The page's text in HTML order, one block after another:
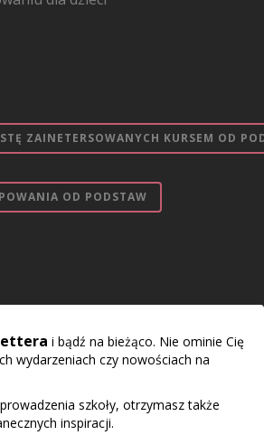
ZAINETERSOWANYCH KURSEM OD
OD PODSTAW
i bądź na bieżąco. Nie ominie Cię
wydarzeniach czy nowościach na
szkoły, otrzymasz także
inspiracji.